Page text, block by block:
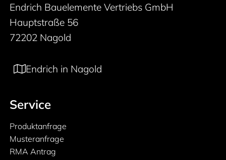
Endrich Bauelemente Vertriebs GmbH
Hauptstraße 56
72202 Nagold
Endrich in Nagold
Service
Produktanfrage
Musteranfrage
RMA Antrag